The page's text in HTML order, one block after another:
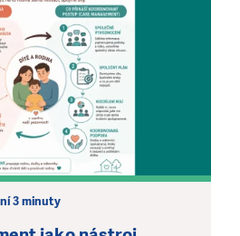
3 minuty